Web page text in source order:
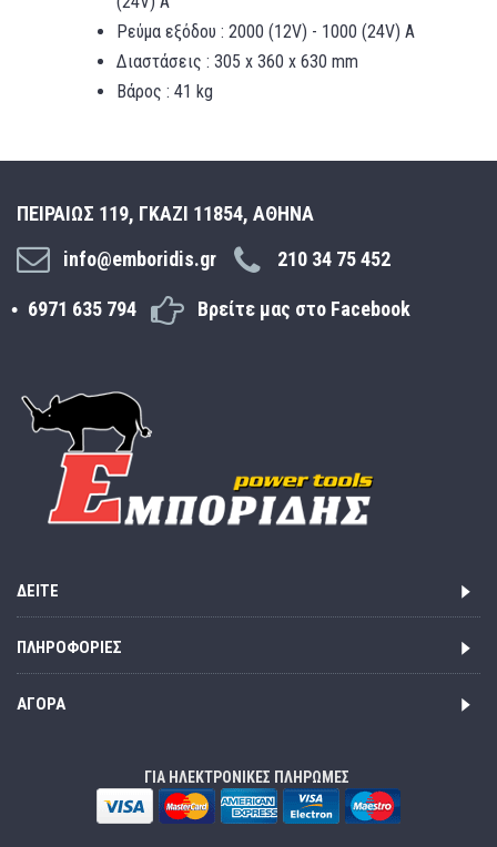
Ρεύμα εξόδου : 2000 (12V) - 1000 (24V) A
Διαστάσεις : 305 x 360 x 630 mm
Βάρος : 41 kg
ΠΕΙΡΑΙΩΣ 119, ΓΚΑΖΙ 11854, ΑΘΗΝΑ
info@emboridis.gr
210 34 75 452
6971 635 794 Βρείτε μας στο Facebook
ΔΕΊΤΕ
ΠΛΗΡΟΦΟΡΊΕΣ
ΑΓΟΡΆ
ΓΙΑ ΗΛΕΚΤΡΟΝΙΚΕΣ ΠΛΗΡΩΜΕΣ